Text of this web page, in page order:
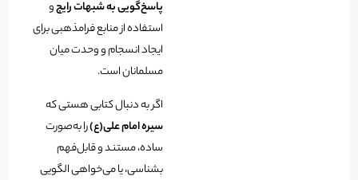
پاسخ‌گویی به شبهات رایجو
استفاده از منابع فرامذهبی برای
ایجاد انسجام و وحدت میان
مسلمانان است.
اگر به دنبال کتابی هستی که
سیره امام علی(ع)را به‌صورت
ساده، مستند و قابل‌فهم
بشناسی، یا می‌خواهی الگویی